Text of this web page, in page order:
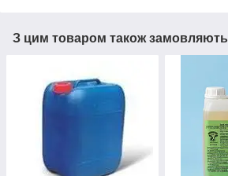
З цим товаром також замовляють